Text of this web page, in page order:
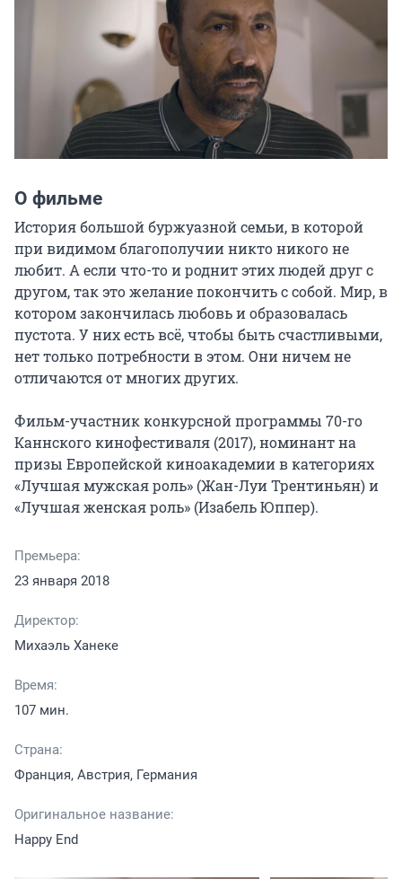
О фильме
История большой буржуазной семьи, в которой
при видимом благополучии никто никого не
любит. А если что-то и роднит этих людей друг с
другом, так это желание покончить с собой. Мир, в
котором закончилась любовь и образовалась
пустота. У них есть всё, чтобы быть счастливыми,
нет только потребности в этом. Они ничем не
отличаются от многих других.
Фильм-участник конкурсной программы 70-го
Каннского кинофестиваля (2017), номинант на
призы Европейской киноакадемии в категориях
«Лучшая мужская роль» (Жан-Луи Трентиньян) и
«Лучшая женская роль» (Изабель Юппер).
Премьера:
23 января 2018
Директор:
Михаэль Ханеке
Время:
107 мин.
Страна:
Франция, Австрия, Германия
Оригинальное название:
Happy End